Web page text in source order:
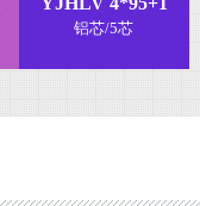
铝芯/5芯